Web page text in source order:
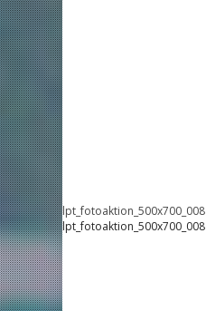
lpt_fotoaktion_500x700_008
lpt_fotoaktion_500x700_008